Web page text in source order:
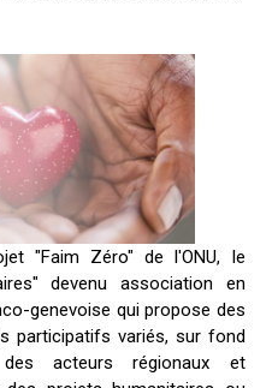
"Faim Zéro" de l'ONU, le
devenu association en
genevoise qui propose des
participatifs variés, sur fond
acteurs régionaux et